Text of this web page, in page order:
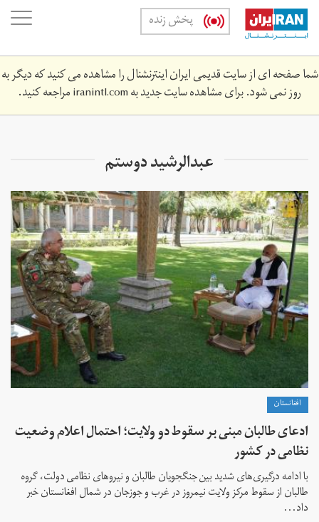
Skip
main
content
پخش زنده
شما صفحه ای از سایت قدیمی ایران اینترنشنال را مشاهده می کنید که دیگر به
روز نمی شود. برای مشاهده سایت جدید بهiranintl.comمراجعه کنید.
عبدالرشید دوستم
افغانستان
ادعای طالبان مبنی بر سقوط دو ولایت؛ احتمال اعلام وضعیت
نظامی در کشور
با ادامه درگیری‌های شدید بین جنگجویان طالبان و نیروهای نظامی دولت، گروه
طالبان از سقوط مرکز ولایت نیمروز در غرب و جوزجان در شمال افغانستان خبر
داد...